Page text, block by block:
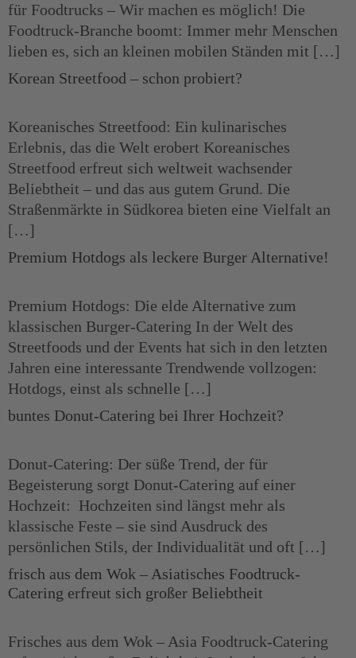
für Foodtrucks – Wir machen es möglich! Die
Foodtruck-Branche boomt: Immer mehr Menschen
lieben es, sich an kleinen mobilen Ständen mit […]
Korean Streetfood – schon probiert?
Koreanisches Streetfood: Ein kulinarisches
Erlebnis, das die Welt erobert Koreanisches
Streetfood erfreut sich weltweit wachsender
Beliebtheit – und das aus gutem Grund. Die
Straßenmärkte in Südkorea bieten eine Vielfalt an
[…]
Premium Hotdogs als leckere Burger Alternative!
Premium Hotdogs: Die elde Alternative zum
klassischen Burger-Catering In der Welt des
Streetfoods und der Events hat sich in den letzten
Jahren eine interessante Trendwende vollzogen:
Hotdogs, einst als schnelle […]
buntes Donut-Catering bei Ihrer Hochzeit?
Donut-Catering: Der süße Trend, der für
Begeisterung sorgt Donut-Catering auf einer
Hochzeit: Hochzeiten sind längst mehr als
klassische Feste – sie sind Ausdruck des
persönlichen Stils, der Individualität und oft […]
frisch aus dem Wok – Asiatisches Foodtruck-
Catering erfreut sich großer Beliebtheit
Frisches aus dem Wok – Asia Foodtruck-Catering